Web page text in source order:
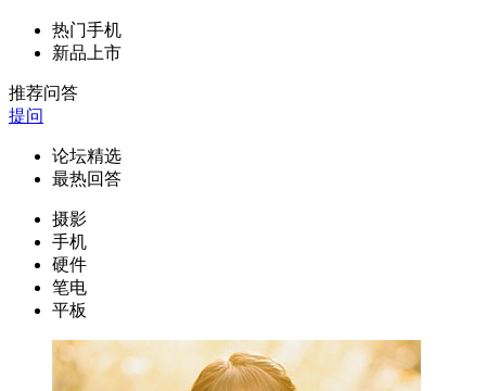
热门手机
新品上市
推荐问答
提问
论坛精选
最热回答
摄影
手机
硬件
笔电
平板